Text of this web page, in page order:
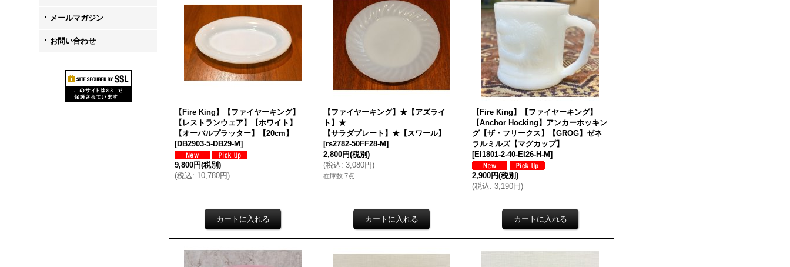
メールマガジン
お問い合わせ
【Fire King】【ファイヤーキング】
【レストランウェア】【ホワイト】
【オーバルプラッター】【20cm】
[DB2903-5-DB29-M]
9,800円(税別)
(税込: 10,780円)
【ファイヤーキング】★【アズライ
ト】★
【サラダプレート】★【スワール】
[rs2782-50FF28-M]
2,800円(税別)
(税込: 3,080円)
在庫数 7点
【Fire King】【ファイヤーキング】
【Anchor Hocking】アンカーホッキン
グ【ザ・フリークス】【GROG】ゼネ
ラルミルズ【マグカップ】
[EI1801-2-40-EI26-H-M]
2,900円(税別)
(税込: 3,190円)